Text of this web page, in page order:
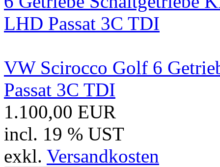
VW Scirocco Golf 6
Passat 3C TDI
1.100,00 EUR
incl. 19 % UST
exkl. Versandkosten